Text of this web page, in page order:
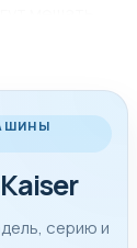
мешать
запуск
серию и